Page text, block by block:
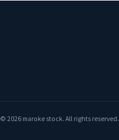
© 2026 maroke stock. All rights reserved.